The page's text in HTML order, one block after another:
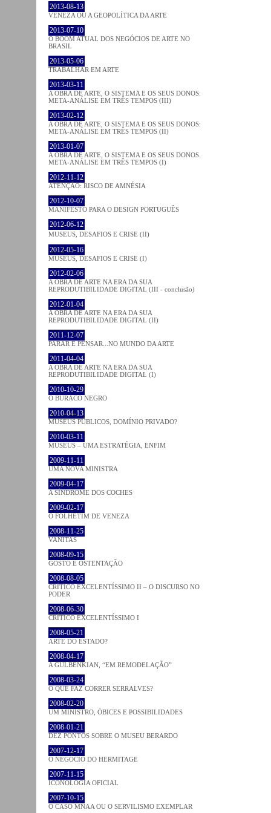
2013-08-13
VENEZA OU A GEOPOLÍTICA DA ARTE
2013-07-10
O BOOM ATUAL DOS NEGÓCIOS DE ARTE NO
BRASIL
2013-05-06
TRABALHAR EM ARTE
2013-03-11
A OBRA DE ARTE, O SISTEMA E OS SEUS DONOS:
META-ANÁLISE EM TRÊS TEMPOS (III)
2013-02-12
A OBRA DE ARTE, O SISTEMA E OS SEUS DONOS:
META-ANÁLISE EM TRÊS TEMPOS (II)
2013-01-07
A OBRA DE ARTE, O SISTEMA E OS SEUS DONOS.
META-ANÁLISE EM TRÊS TEMPOS (I)
2012-11-12
ATENÇÃO: RISCO DE AMNÉSIA
2012-10-07
MANIFESTO PARA O DESIGN PORTUGUÊS
2012-06-12
MUSEUS, DESAFIOS E CRISE (II)
2012-05-16
MUSEUS, DESAFIOS E CRISE (I)
2012-02-06
A OBRA DE ARTE NA ERA DA SUA
REPRODUTIBILIDADE DIGITAL (III - conclusão)
2012-01-04
A OBRA DE ARTE NA ERA DA SUA
REPRODUTIBILIDADE DIGITAL (II)
2011-12-07
PARAR E PENSAR...NO MUNDO DA ARTE
2011-04-04
A OBRA DE ARTE NA ERA DA SUA
REPRODUTIBILIDADE DIGITAL (I)
2010-10-29
O BURACO NEGRO
2010-04-13
MUSEUS PÚBLICOS, DOMÍNIO PRIVADO?
2010-03-11
MUSEUS – UMA ESTRATÉGIA, ENFIM
2009-11-11
UMA NOVA MINISTRA
2009-04-17
A SÍNDROME DOS COCHES
2009-02-17
O FOLHETIM DE VENEZA
2008-11-25
VANITAS
2008-09-15
GOSTO E OSTENTAÇÃO
2008-08-05
CRÍTICO EXCELENTÍSSIMO II – O DISCURSO NO
PODER
2008-06-30
CRÍTICO EXCELENTÍSSIMO I
2008-05-21
ARTE DO ESTADO?
2008-04-17
A GULBENKIAN, “EM REMODELAÇÃO”
2008-03-24
O QUE FAZ CORRER SERRALVES?
2008-02-20
UM MINISTRO, ÓBICES E POSSIBILIDADES
2008-01-21
DEZ PONTOS SOBRE O MUSEU BERARDO
2007-12-17
O NEGÓCIO DO HERMITAGE
2007-11-15
ICONOLOGIA OFICIAL
2007-10-15
O CASO MNAA OU O SERVILISMO EXEMPLAR